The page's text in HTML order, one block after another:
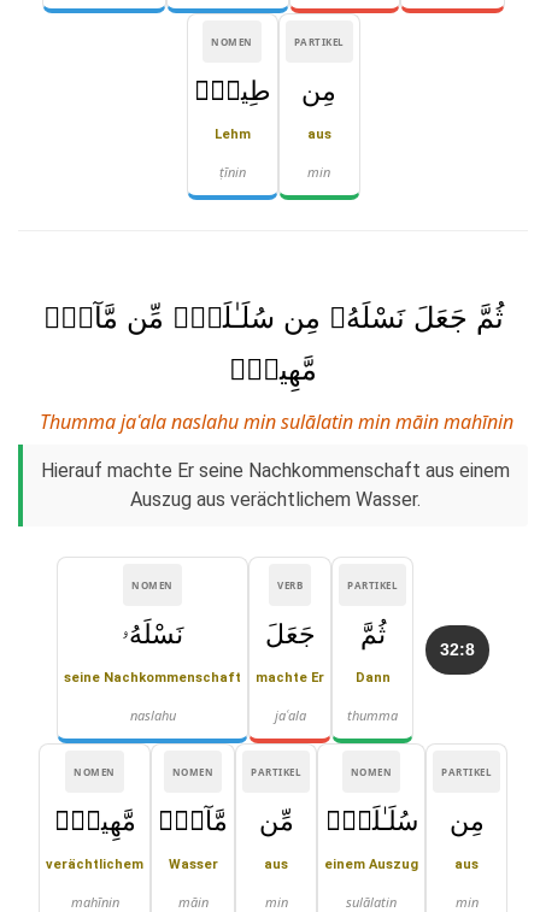
PARTIKEL
مِن
aus
min
NOMEN
طِينٍۢ
Lehm
ṭīnin
ثُمَّ جَعَلَ نَسْلَهُۥ مِن سُلَـٰلَةٍۢ مِّن مَّآءٍۢ
مَّهِينٍۢ
Thumma jaʿala naslahu min sulālatin min māin mahīnin
Hierauf machte Er seine Nachkommenschaft aus einem
Auszug aus verächtlichem Wasser.
32:8
PARTIKEL
ثُمَّ
Dann
thumma
VERB
جَعَلَ
machte Er
jaʿala
NOMEN
نَسْلَهُۥ
seine Nachkommenschaft
naslahu
PARTIKEL
مِن
aus
min
NOMEN
سُلَـٰلَةٍۢ
einem Auszug
sulālatin
PARTIKEL
مِّن
aus
min
NOMEN
مَّآءٍۢ
Wasser
māin
NOMEN
مَّهِينٍۢ
verächtlichem
mahīnin